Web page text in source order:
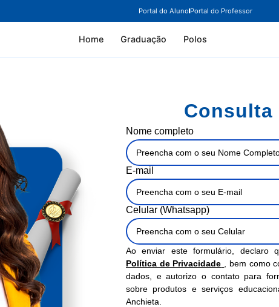
Portal do Aluno Portal do Professor
Home Graduação Polos
Consulta
Nome completo
E-mail
Celular (Whatsapp)
Ao enviar este formulário, declaro
Política de Privacidade
, bem como
dados, e autorizo o contato para
sobre produtos e serviços
Anchieta.